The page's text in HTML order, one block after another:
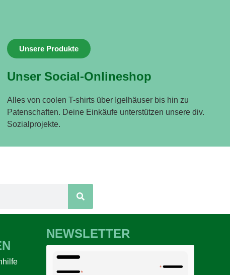
Unsere Produkte
Unser Social-Onlineshop
Alles von coolen T-shirts über Igelhäuser bis hin zu
Patenschaften. Deine Einkäufe unterstützen unsere div.
Sozialprojekte.
NEWSLETTER